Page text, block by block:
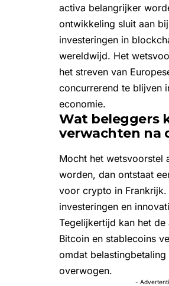
activa belangrijker
ontwikkeling sluit aan
investeringen in
wereldwijd. Het
het streven van
concurrerend te blijven
economie.
Wat beleggers
verwachten na
Mocht het wetsvoorstel
worden, dan ontstaat
voor crypto in Frankrijk.
investeringen en
Tegelijkertijd kan het
Bitcoin en stablecoins
omdat
overwogen.
-